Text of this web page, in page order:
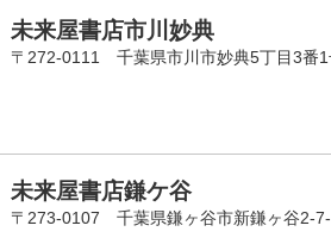
未来屋書店市川妙典
〒272-0111 千葉県市川市妙典5丁目3番1
未来屋書店鎌ケ谷
〒273-0107 千葉県鎌ヶ谷市新鎌ヶ谷2-7-